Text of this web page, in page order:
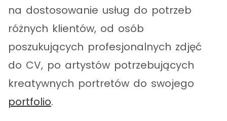
na dostosowanie usług do potrzeb
różnych klientów, od osób
poszukujących profesjonalnych zdjęć
do CV, po artystów potrzebujących
kreatywnych portretów do swojego
portfolio.